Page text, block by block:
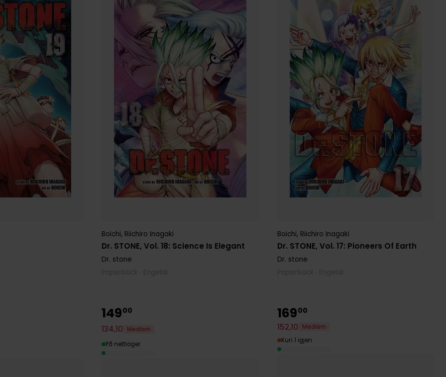
Dr. STONE, Vol. 18: Science Is Elegant
Boichi, Riichiro Inagaki
Dr. stone
Dr. STONE, Vol. 17: Pioneers Of Earth
Boichi, Riichiro Inagaki
Dr. stone
14900
134,10
Medlem
På nettlager
16900
152,10
Medlem
Kun 1 igjen